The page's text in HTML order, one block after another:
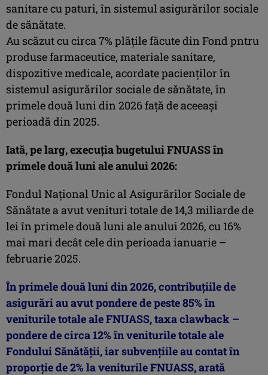
sanitare cu paturi, în sistemul asigurărilor sociale
de sănătate.
Au scăzut cu circa 7% plăţile făcute din Fond pntru
produse farmaceutice, materiale sanitare,
dispozitive medicale, acordate pacienţilor în
sistemul asigurărilor sociale de sănătate, în
primele două luni din 2026 faţă de aceeaşi
perioadă din 2025.
Iată, pe larg, execuţia bugetului FNUASS în
primele două luni ale anului 2026:
Fondul Naţional Unic al Asigurărilor Sociale de
Sănătate a avut venituri totale de 14,3 miliarde de
lei în primele două luni ale anului 2026, cu 16%
mai mari decât cele din perioada ianuarie –
februarie 2025.
În primele două luni din 2026, contribuţiile de
asigurări au avut pondere de peste 85% în
veniturile totale ale FNUASS, taxa clawback –
pondere de circa 12% în veniturile totale ale
Fondului Sănătăţii, iar subvenţiile au contat în
proporţie de 2% la veniturile FNUASS, arată